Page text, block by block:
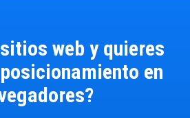
web y quieres
en